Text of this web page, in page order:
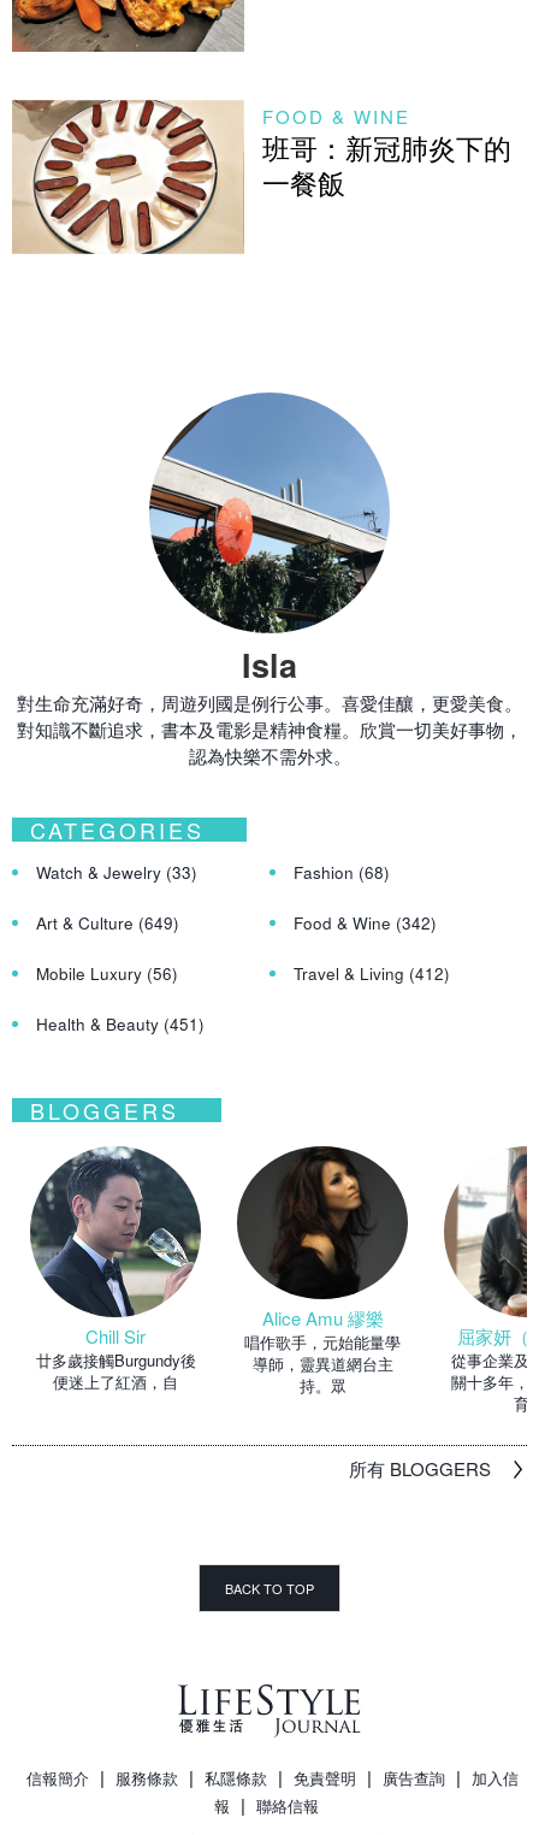
FOOD & WINE
班哥：新冠肺炎下的
一餐飯
Isla
對生命充滿好奇，周遊列國是例行公事。喜愛佳釀，更愛美食。
對知識不斷追求，書本及電影是精神食糧。欣賞一切美好事物，
認為快樂不需外求。
CATEGORIES
Watch & Jewelry(33) Fashion (68)
Art & Culture (649) Food & Wine (342)
Mobile Luxury(56) Travel & Living (412)
Health & Beauty(451)
BLOGGERS
Chill Sir
廿多歲接觸Burgundy後
便迷上了紅酒，自
Alice Amu 繆樂
唱作歌手，元始能量學
導師，靈異道網台主
持。眾
屈家妍（
從事企業及
關十多年，
育
所有 BLOGGERS
BACK TO TOP
信報簡介 | 服務條款 | 私隱條款 | 免責聲明 | 廣告查詢 | 加入信
報 | 聯絡信報